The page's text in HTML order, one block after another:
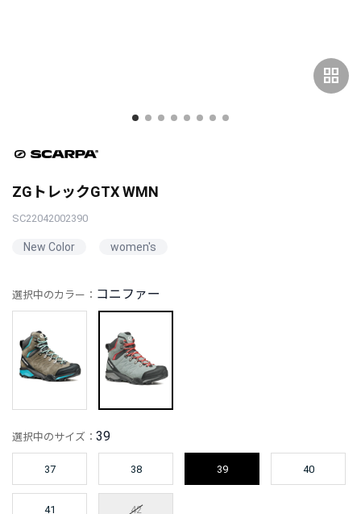
grid_view
ZGトレックGTX WMN
SC22042002390
New Color women's
選択中のカラー： コニファー
選択中のサイズ： 39
37 38 39 40
41 42